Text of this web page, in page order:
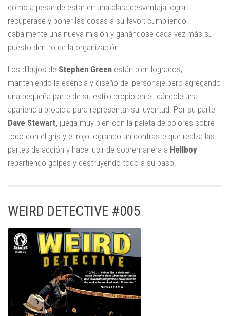
como a pesar de estar en una clara desventaja logra
recuperase y poner las cosas a su favor; cumpliendo
cabalmente una nueva misión y ganándose cada vez más su
puesto dentro de la organización.
Los dibujos de Stephen Green están bien logrados,
manteniendo la esencia y diseño del personaje pero agregando
una pequeña parte de su estilo propio en él, dándole una
apariencia propicia para representar su juventud. Por su parte
Dave Stewart, juega muy bien con la paleta de colores sobre
todo con el gris y el rojo logrando un contraste que realza las
partes de acción y hace lucir de sobremanera a Hellboy
repartiendo golpes y destruyendo todo a su paso.
WEIRD DETECTIVE #005